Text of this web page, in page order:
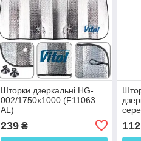
Шторки дзеркальні HG-
002/1750х1000 (F11063
AL)
239₴